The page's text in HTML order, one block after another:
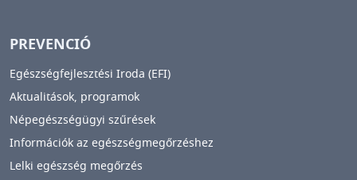
PREVENCIÓ
Egészségfejlesztési Iroda (EFI)
Aktualitások, programok
Népegészségügyi szűrések
Információk az egészségmegőrzéshez
Lelki egészség megőrzés